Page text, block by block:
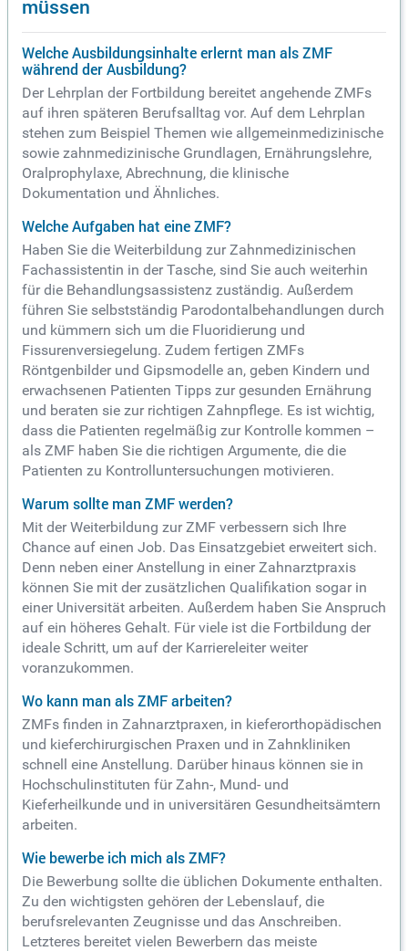
müssen
Welche Ausbildungsinhalte erlernt man als ZMF
während der Ausbildung?
Der Lehrplan der Fortbildung bereitet angehende ZMFs
auf ihren späteren Berufsalltag vor. Auf dem Lehrplan
stehen zum Beispiel Themen wie allgemeinmedizinische
sowie zahnmedizinische Grundlagen, Ernährungslehre,
Oralprophylaxe, Abrechnung, die klinische
Dokumentation und Ähnliches.
Welche Aufgaben hat eine ZMF?
Haben Sie die Weiterbildung zur Zahnmedizinischen
Fachassistentin in der Tasche, sind Sie auch weiterhin
für die Behandlungsassistenz zuständig. Außerdem
führen Sie selbstständig Parodontalbehandlungen durch
und kümmern sich um die Fluoridierung und
Fissurenversiegelung. Zudem fertigen ZMFs
Röntgenbilder und Gipsmodelle an, geben Kindern und
erwachsenen Patienten Tipps zur gesunden Ernährung
und beraten sie zur richtigen Zahnpflege. Es ist wichtig,
dass die Patienten regelmäßig zur Kontrolle kommen –
als ZMF haben Sie die richtigen Argumente, die die
Patienten zu Kontrolluntersuchungen motivieren.
Warum sollte man ZMF werden?
Mit der Weiterbildung zur ZMF verbessern sich Ihre
Chance auf einen Job. Das Einsatzgebiet erweitert sich.
Denn neben einer Anstellung in einer Zahnarztpraxis
können Sie mit der zusätzlichen Qualifikation sogar in
einer Universität arbeiten. Außerdem haben Sie Anspruch
auf ein höheres Gehalt. Für viele ist die Fortbildung der
ideale Schritt, um auf der Karriereleiter weiter
voranzukommen.
Wo kann man als ZMF arbeiten?
ZMFs finden in Zahnarztpraxen, in kieferorthopädischen
und kieferchirurgischen Praxen und in Zahnkliniken
schnell eine Anstellung. Darüber hinaus können sie in
Hochschulinstituten für Zahn-, Mund- und
Kieferheilkunde und in universitären Gesundheitsämtern
arbeiten.
Wie bewerbe ich mich als ZMF?
Die Bewerbung sollte die üblichen Dokumente enthalten.
Zu den wichtigsten gehören der Lebenslauf, die
berufsrelevanten Zeugnisse und das Anschreiben.
Letzteres bereitet vielen Bewerbern das meiste